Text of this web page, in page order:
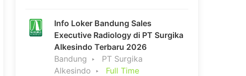
Info Loker Bandung Sales
Executive Radiology di PT Surgika
Alkesindo Terbaru 2026
Bandung
PT Surgika
Alkesindo
Full Time